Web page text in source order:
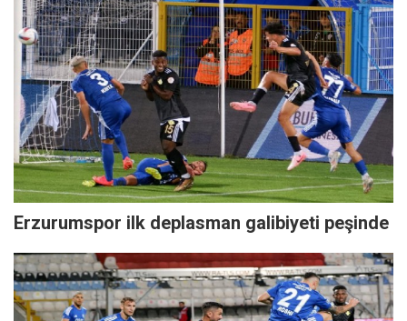
Erzurumspor ilk deplasman galibiyeti peşinde